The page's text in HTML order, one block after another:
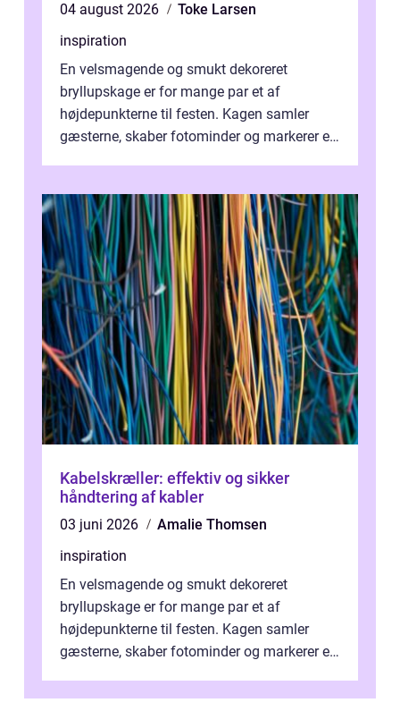
04 august 2026
Toke Larsen
inspiration
En velsmagende og smukt dekoreret
bryllupskage er for mange par et af
højdepunkterne til festen. Kagen samler
gæsterne, skaber fotominder og markerer et
Kabelskræller: effektiv og sikker
håndtering af kabler
03 juni 2026
Amalie Thomsen
inspiration
En velsmagende og smukt dekoreret
bryllupskage er for mange par et af
højdepunkterne til festen. Kagen samler
gæsterne, skaber fotominder og markerer et
du ...